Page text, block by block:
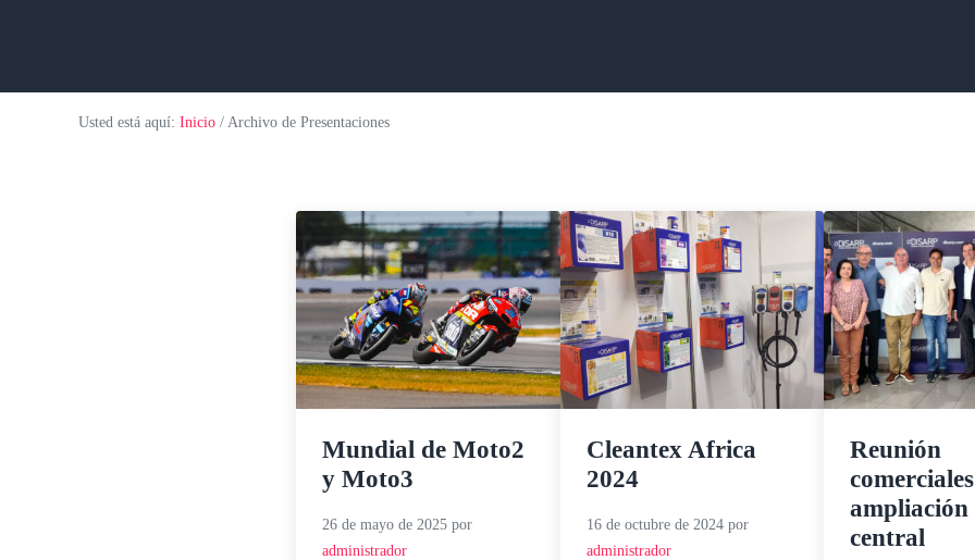
Usted está aquí: Inicio / Archivo de Presentaciones
Mundial de Moto2
y Moto3
26 de mayo de 2025 por
administrador
Cleantex Africa
2024
16 de octubre de 2024 por
administrador
Reunión
ampliación
central